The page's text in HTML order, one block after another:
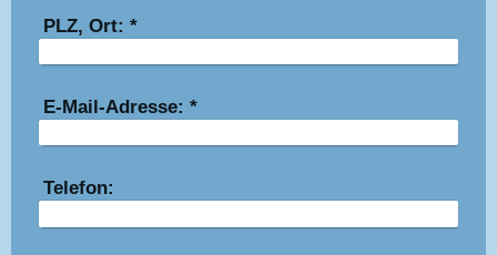
PLZ, Ort: *
E-Mail-Adresse: *
Telefon: